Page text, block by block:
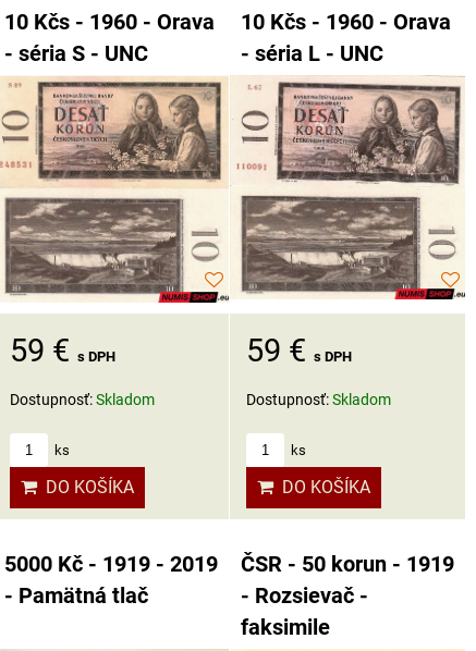
10 Kčs - 1960 - Orava
- séria S - UNC
59 €s DPH
Dostupnosť:Skladom
ks
DO KOŠÍKA
10 Kčs - 1960 - Orava
- séria L - UNC
59 €s DPH
Dostupnosť:Skladom
ks
DO KOŠÍKA
5000 Kč - 1919 - 2019
- Pamätná tlač
ČSR - 50 korun - 1919
- Rozsievač -
faksimile